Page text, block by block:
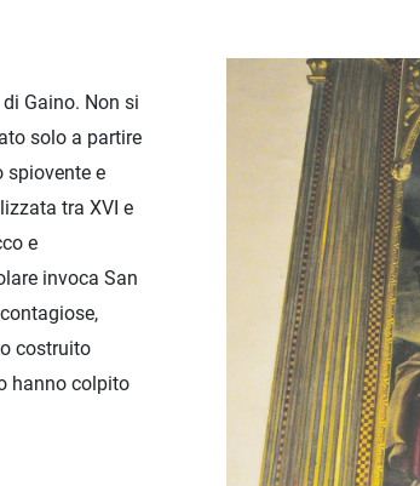
Gaino. Non si
solo a partire
spiovente e
tra XVI e
e
invoca San
costruito
hanno colpito